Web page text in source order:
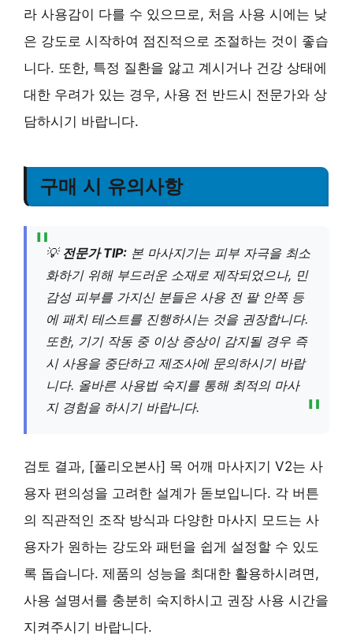
라 사용감이 다를 수 있으므로, 처음 사용 시에는 낮
은 강도로 시작하여 점진적으로 조절하는 것이 좋습
니다. 또한, 특정 질환을 앓고 계시거나 건강 상태에
대한 우려가 있는 경우, 사용 전 반드시 전문가와 상
담하시기 바랍니다.
구매 시 유의사항
💡 전문가 TIP: 본 마사지기는 피부 자극을 최소
화하기 위해 부드러운 소재로 제작되었으나, 민
감성 피부를 가지신 분들은 사용 전 팔 안쪽 등
에 패치 테스트를 진행하시는 것을 권장합니다.
또한, 기기 작동 중 이상 증상이 감지될 경우 즉
시 사용을 중단하고 제조사에 문의하시기 바랍
니다. 올바른 사용법 숙지를 통해 최적의 마사
지 경험을 하시기 바랍니다.
검토 결과, [풀리오본사] 목 어깨 마사지기 V2는 사
용자 편의성을 고려한 설계가 돋보입니다. 각 버튼
의 직관적인 조작 방식과 다양한 마사지 모드는 사
용자가 원하는 강도와 패턴을 쉽게 설정할 수 있도
록 돕습니다. 제품의 성능을 최대한 활용하시려면,
사용 설명서를 충분히 숙지하시고 권장 사용 시간을
지켜주시기 바랍니다.